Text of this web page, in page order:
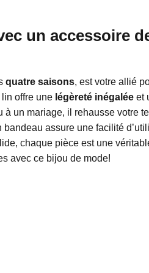
un accessoire
quatre saisons, est votre allié
offre une légèreté inégaléeet
un mariage, il rehausse votre
assure une facilité
chaque pièce est une
avec ce bijou de mode!